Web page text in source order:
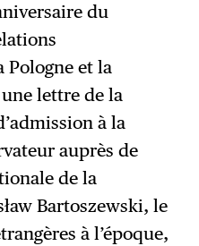
du
et la
lettre de la
à la
auprès de
de la
Bartoszewski, le
à l’époque,